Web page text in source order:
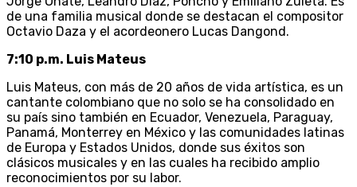
de una familia musical donde se destacan el compositor
Octavio Daza y el acordeonero Lucas Dangond.
7:10 p.m. Luis Mateus
Luis Mateus, con más de 20 años de vida artística, es un
cantante colombiano que no solo se ha consolidado en
su país sino también en Ecuador, Venezuela, Paraguay,
Panamá, Monterrey en México y las comunidades latinas
de Europa y Estados Unidos, donde sus éxitos son
clásicos musicales y en las cuales ha recibido amplio
reconocimientos por su labor.